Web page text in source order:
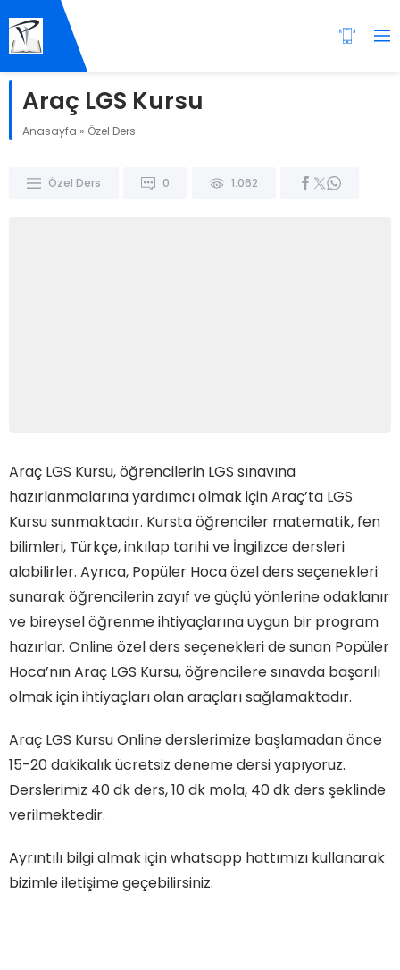
Araç LGS Kursu
Anasayfa » Özel Ders
Özel Ders 0 1.062
Araç LGS Kursu, öğrencilerin LGS sınavına
hazırlanmalarına yardımcı olmak için Araç’ta LGS
Kursu sunmaktadır. Kursta öğrenciler matematik, fen
bilimleri, Türkçe, inkılap tarihi ve İngilizce dersleri
alabilirler. Ayrıca, Popüler Hoca özel ders seçenekleri
sunarak öğrencilerin zayıf ve güçlü yönlerine odaklanır
ve bireysel öğrenme ihtiyaçlarına uygun bir program
hazırlar. Online özel ders seçenekleri de sunan Popüler
Hoca’nın Araç LGS Kursu, öğrencilere sınavda başarılı
olmak için ihtiyaçları olan araçları sağlamaktadır.
Araç LGS Kursu Online derslerimize başlamadan önce
15-20 dakikalık ücretsiz deneme dersi yapıyoruz.
Derslerimiz 40 dk ders, 10 dk mola, 40 dk ders şeklinde
verilmektedir.
Ayrıntılı bilgi almak için whatsapp hattımızı kullanarak
bizimle iletişime geçebilirsiniz.